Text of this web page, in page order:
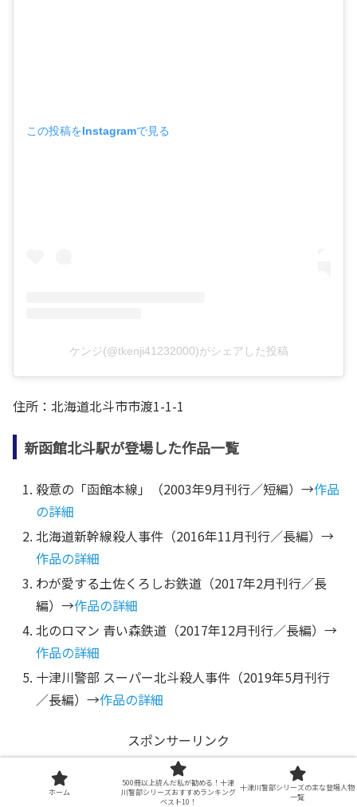
この投稿をInstagramで見る
ケンジ(@tkenji41232000)がシェアした投稿
住所：北海道北斗市市渡1-1-1
新函館北斗駅が登場した作品一覧
殺意の「函館本線」（2003年9月刊行／短編）→作品
の詳細
北海道新幹線殺人事件（2016年11月刊行／長編）→
作品の詳細
わが愛する土佐くろしお鉄道（2017年2月刊行／長
編）→作品の詳細
北のロマン 青い森鉄道（2017年12月刊行／長編）→
作品の詳細
十津川警部 スーパー北斗殺人事件（2019年5月刊行
／長編）→作品の詳細
スポンサーリンク
ホーム
500冊以上読んだ私が勧める！十津
川警部シリーズおすすめランキング
ベスト10！
十津川警部シリーズの主な登場人物
一覧